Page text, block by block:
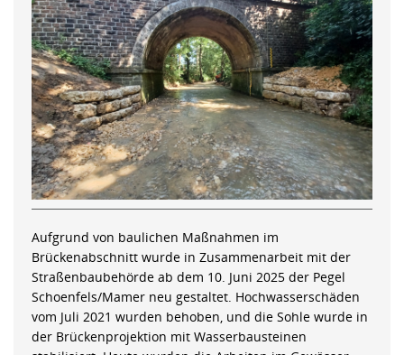
Aufgrund von baulichen Maßnahmen im
Brückenabschnitt wurde in Zusammenarbeit mit der
Straßenbaubehörde ab dem 10. Juni 2025 der Pegel
Schoenfels/Mamer neu gestaltet. Hochwasserschäden
vom Juli 2021 wurden behoben, und die Sohle wurde in
der Brückenprojektion mit Wasserbausteinen